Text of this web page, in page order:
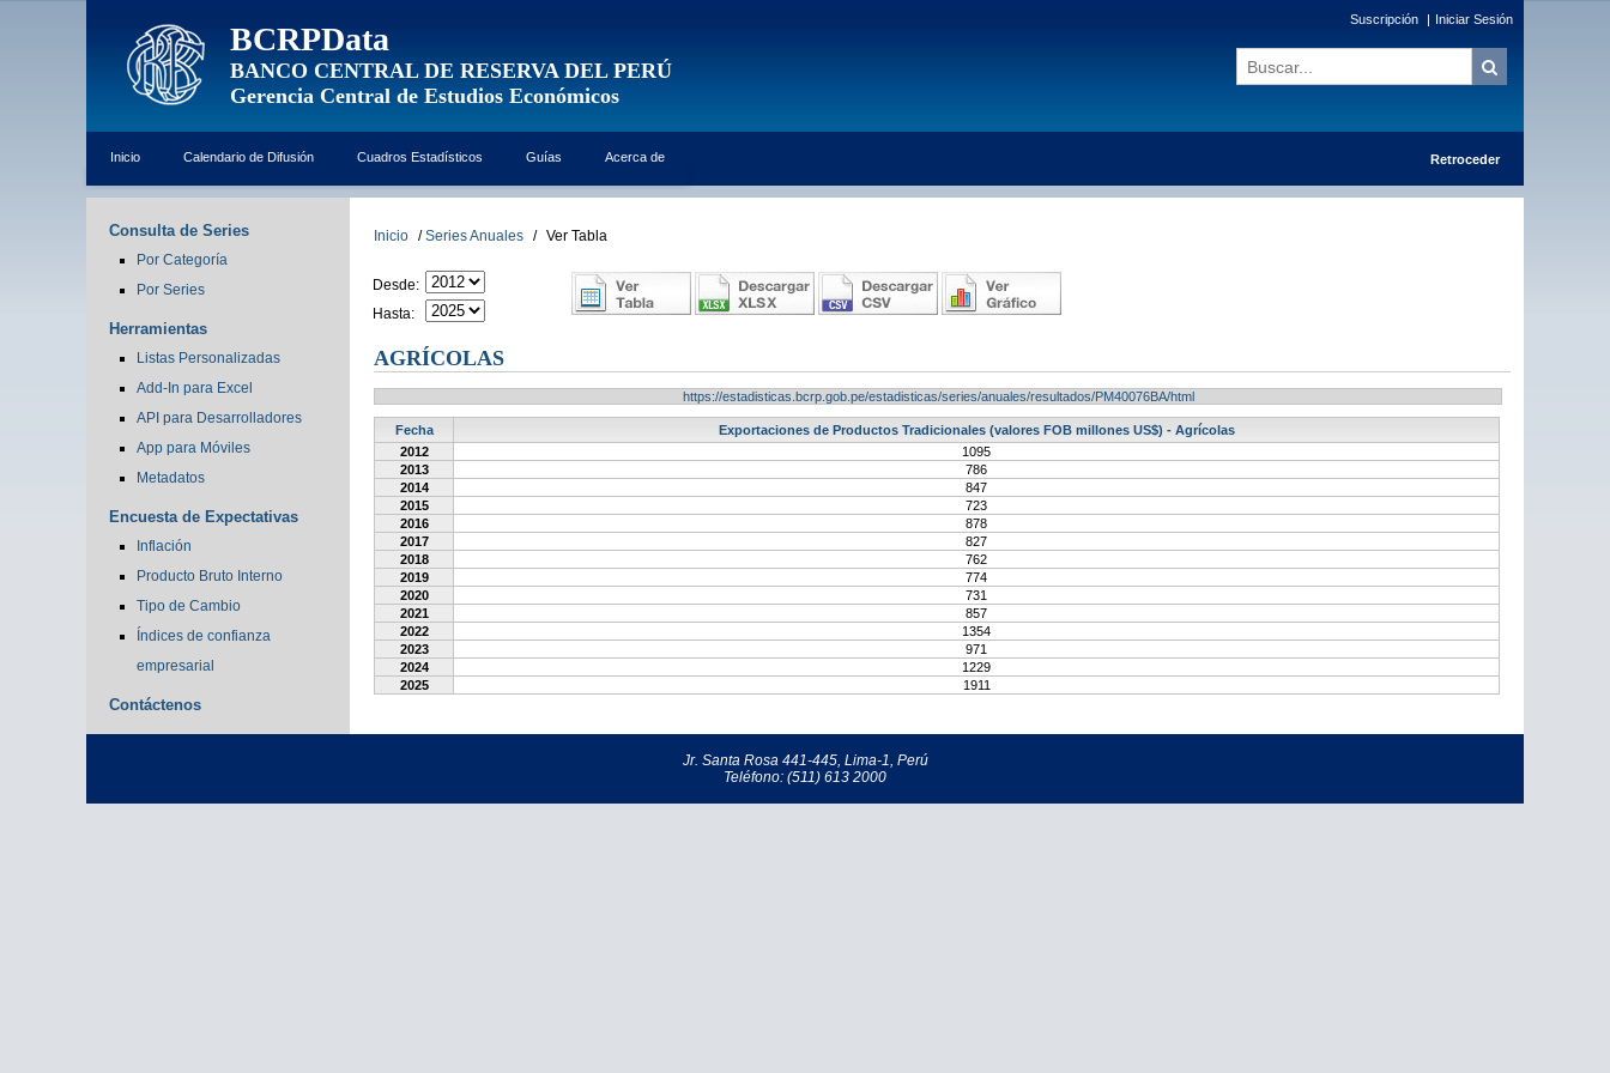
BCRPData
BANCO CENTRAL DE RESERVA DEL PERÚ
Gerencia Central de Estudios Económicos
Suscripción | Iniciar Sesión
Inicio Calendario de Difusión Cuadros Estadísticos Guías Acerca de Retroceder
Consulta de Series
Por Categoría
Por Series
Herramientas
Listas Personalizadas
Add-In para Excel
API para Desarrolladores
App para Móviles
Metadatos
Encuesta de Expectativas
Inflación
Producto Bruto Interno
Tipo de Cambio
Índices de confianza
empresarial
Contáctenos
Inicio / Series Anuales / Ver Tabla
Desde:
Hasta:
AGRÍCOLAS
https://estadisticas.bcrp.gob.pe/estadisticas/series/anuales/resultados/PM40076BA/html
Fecha
Exportaciones de Productos Tradicionales (valores FOB millones US$) - Agrícolas
2012
1095
2013
786
2014
847
2015
723
2016
878
2017
827
2018
762
2019
774
2020
731
2021
857
2022
1354
2023
971
2024
1229
2025
1911
Jr. Santa Rosa 441-445, Lima-1, Perú
Teléfono: (511) 613 2000